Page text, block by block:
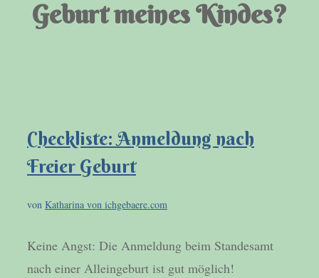
Geburt meines Kindes?
Checkliste: Anmeldung nach
Freier Geburt
von Katharina von ichgebaere.com
Keine Angst: Die Anmeldung beim Standesamt
nach einer Alleingeburt ist gut möglich!